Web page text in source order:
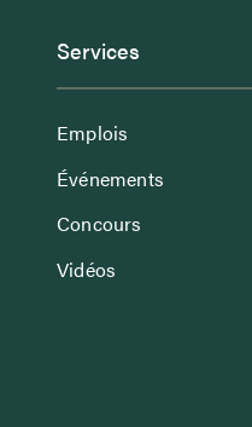
Services
Emplois
Événements
Concours
Vidéos